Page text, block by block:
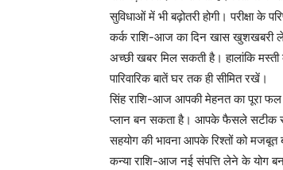
सुविधाओं में भी बढ़ोतरी होगी। परीक्षा
कर्क राशि-आज का दिन खास खुशखबरी
अच्छी खबर मिल सकती है। हालांकि
पारिवारिक बातें घर तक ही सीमित रखें।
सिंह राशि-आज आपकी मेहनत का पूरा फल
प्लान बन सकता है। आपके फैसले सटीक
सहयोग की भावना आपके रिश्तों को मजबूत
कन्या राशि-आज नई संपत्ति लेने के योग